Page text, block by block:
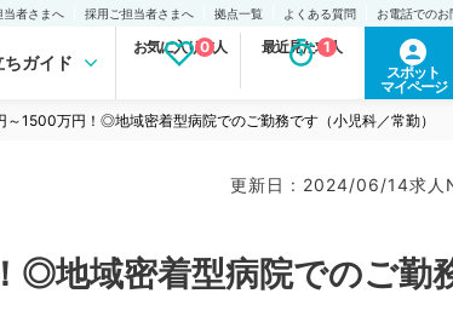
当者さまへ 採用ご担当者さまへ 拠点一覧 よくある質問 お電話での
ちガイド
お気に入り求人
0 最近見た求人
1
スポット
マイページ
～1500万円！◎地域密着型病院でのご勤務です（小児科／常勤）
更新日 : 2024/06/14求人
◎地域密着型病院でのご勤